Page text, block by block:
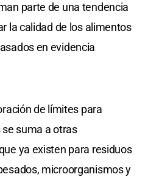
parte de una tendencia
la calidad de los alimentos
en evidencia
de límites para
suma a otras
ya existen para residuos
microorganismos y